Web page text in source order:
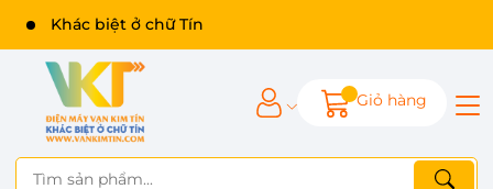
Khác biệt ở chữ Tín
Giỏ hàng